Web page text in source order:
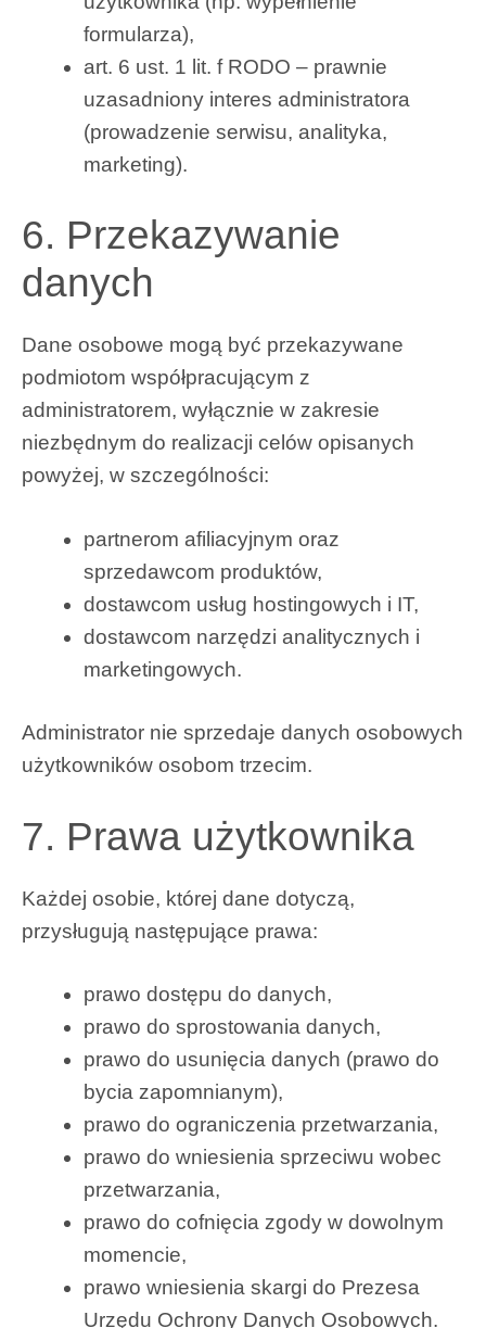
formularza),
art. 6 ust. 1 lit. f RODO – prawnie
uzasadniony interes administratora
(prowadzenie serwisu, analityka,
marketing).
6. Przekazywanie
danych
Dane osobowe mogą być przekazywane
podmiotom współpracującym z
administratorem, wyłącznie w zakresie
niezbędnym do realizacji celów opisanych
powyżej, w szczególności:
partnerom afiliacyjnym oraz
sprzedawcom produktów,
dostawcom usług hostingowych i IT,
dostawcom narzędzi analitycznych i
marketingowych.
Administrator nie sprzedaje danych osobowych
użytkowników osobom trzecim.
7. Prawa użytkownika
Każdej osobie, której dane dotyczą,
przysługują następujące prawa:
prawo dostępu do danych,
prawo do sprostowania danych,
prawo do usunięcia danych (prawo do
bycia zapomnianym),
prawo do ograniczenia przetwarzania,
prawo do wniesienia sprzeciwu wobec
przetwarzania,
prawo do cofnięcia zgody w dowolnym
momencie,
prawo wniesienia skargi do Prezesa
Urzędu Ochrony Danych Osobowych.